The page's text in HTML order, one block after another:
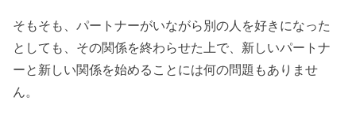
そもそも、パートナーがいながら別の人を好きになった
としても、その関係を終わらせた上で、新しいパートナ
ーと新しい関係を始めることには何の問題もありませ
ん。